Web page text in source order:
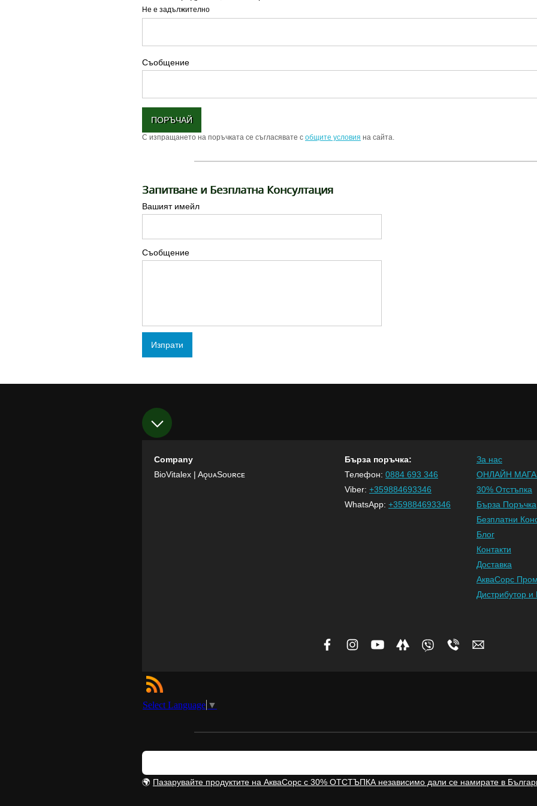
Не е задължително
Съобщение
ПОРЪЧАЙ
С изпращането на поръчката се съгласявате с общите условия на сайта.
Запитване и Безплатна Консултация
Вашият имейл
Съобщение
Изпрати
Company
BioVitalex | AǫᴜᴀSᴏᴜʀᴄᴇ
Бърза поръчка:
Телефон: 0884 693 346
Viber: +359884693346
WhatsApp: +359884693346
За нас
ОНЛАЙН
30% Отстъпка
Бърза Поръчка
Безплатни
Блог
Контакти
Доставка
АкваСорс
Дистрибутор и
Select Language ▼
🌍 Пазарувайте продуктите на АкваСорс с 30% ОТСТЪПКА независимо дали се намирате в